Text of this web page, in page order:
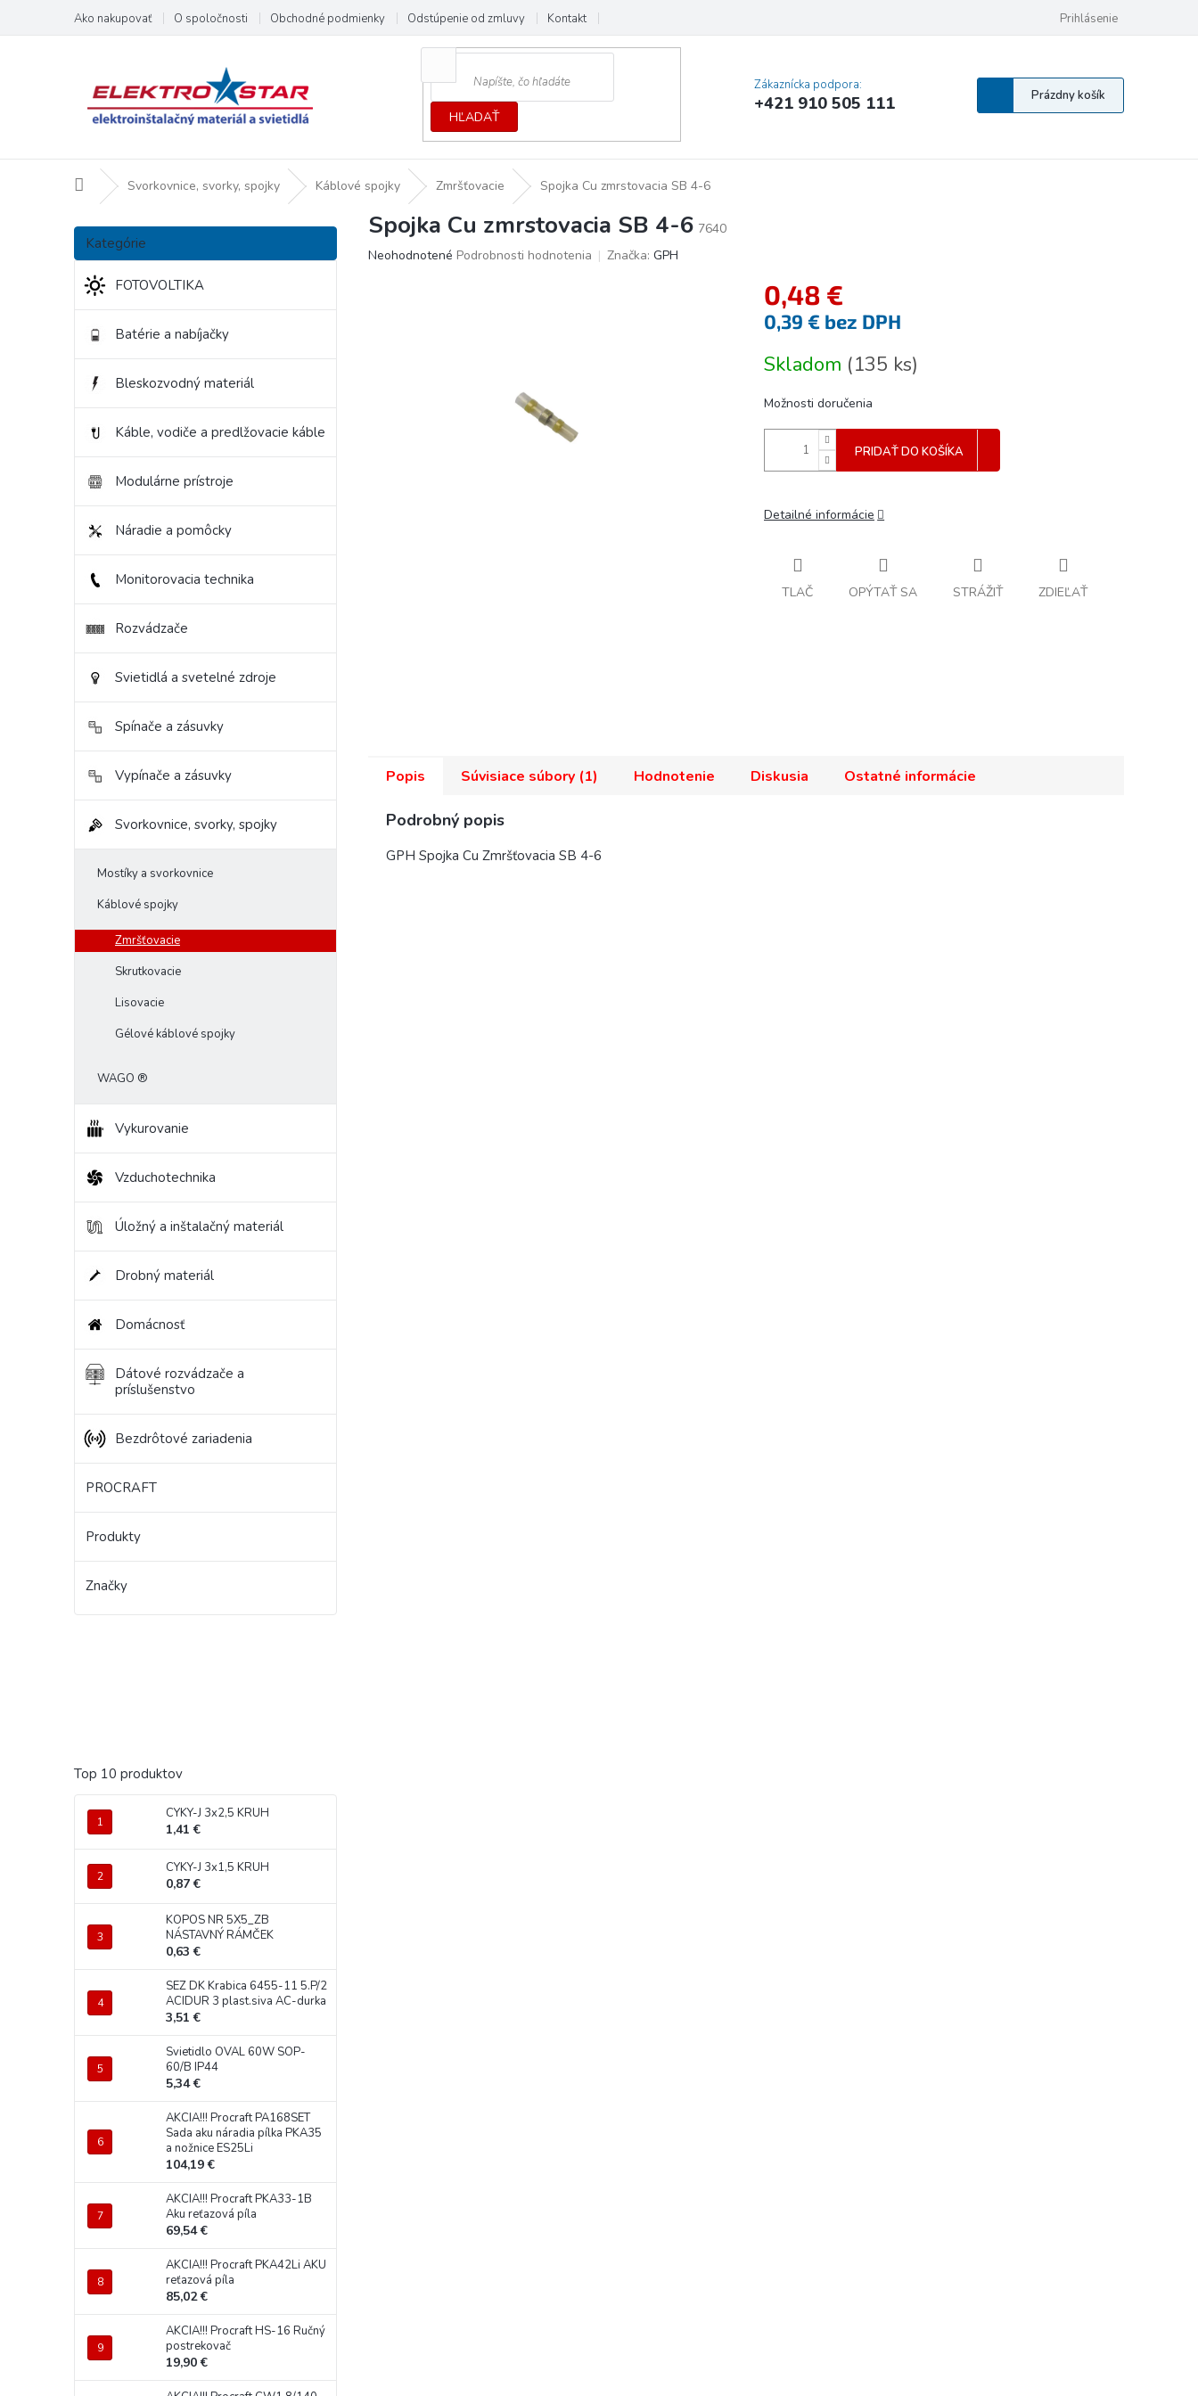
obsah
Ako nakupovať O spoločnosti Obchodné podmienky Odstúpenie od zmluvy Kontakt Vyhlásenie o prístupnosti
Prihlásenie
HĽADAŤ
Zákaznícka podpora:
+421 910 505 111
Nákupný
košík
Prázdny košík
DomovSvorkovnice, svorky, spojky Káblové spojky Zmršťovacie Spojka Cu zmrstovacia SB 4-6
B
č
n
Preskočiť
kategórie
Kategórie
FOTOVOLTIKA
Batérie a nabíjačky
Bleskozvodný materiál
Káble, vodiče a predlžovacie káble
Modulárne prístroje
Náradie a pomôcky
Monitorovacia technika
Rozvádzače
Svietidlá a svetelné zdroje
Spínače a zásuvky
Vypínače a zásuvky
Svorkovnice, svorky, spojky
Mostíky a svorkovnice
Káblové spojky
Zmršťovacie
Skrutkovacie
Lisovacie
Gélové káblové spojky
WAGO ®
Vykurovanie
Vzduchotechnika
Úložný a inštalačný materiál
Drobný materiál
Domácnosť
Dátové rozvádzače a
príslušenstvo
Bezdrôtové zariadenia
PROCRAFT
Produkty
Značky
Top 10 produktov
CYKY-J 3x2,5 KRUH
1,41 €
CYKY-J 3x1,5 KRUH
0,87 €
KOPOS NR 5X5_ZB
NÁSTAVNÝ RÁMČEK
0,63 €
SEZ DK Krabica 6455-11 5.P/2
ACIDUR 3 plast.siva AC-durka
3,51 €
Svietidlo OVAL 60W SOP-
60/B IP44
5,34 €
AKCIA!!! Procraft PA168SET
Sada aku náradia pílka PKA35
a nožnice ES25Li
104,19 €
AKCIA!!! Procraft PKA33-1B
Aku reťazová píla
69,54 €
AKCIA!!! Procraft PKA42Li AKU
reťazová píla
85,02 €
AKCIA!!! Procraft HS-16 Ručný
postrekovač
19,90 €
Spojka Cu zmrstovacia SB 4-6 7640
Priemerné
Neohodnotené Podrobnosti hodnotenia Značka: GPH
0,48 €
0,39 € bez DPH
cena:
Skladom (135 ks)
Možnosti doručenia
PRIDAŤ DO KOŠÍKA
Detailné informácie
TLAČ OPÝTAŤ SA STRÁŽIŤ ZDIEĽAŤ
Popis Súvisiace súbory (1) Hodnotenie Diskusia Ostatné informácie
Podrobný popis
GPH Spojka Cu Zmršťovacia SB 4-6